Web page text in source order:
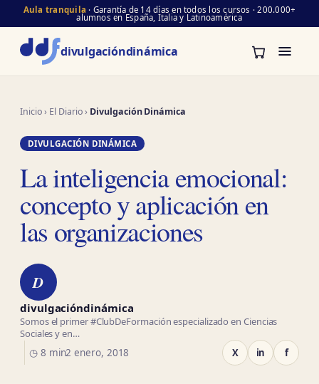
Aula tranquila · Garantía de 14 días en todos los cursos · 200.000+
alumnos en España, Italia y Latinoamérica
divulgacióndinámica
Inicio› El Diario› Divulgación Dinámica
DIVULGACIÓN DINÁMICA
La inteligencia emocional:
concepto y aplicación en
las organizaciones
D
divulgacióndinámica
Somos el primer #ClubDeFormación especializado en Ciencias
Sociales y en…
◷ 8 min2 enero, 2018 X in f